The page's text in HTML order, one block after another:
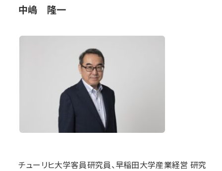
中嶋 隆一
チューリヒ⼤学客員研究員、早稲⽥⼤学産業経営 研究